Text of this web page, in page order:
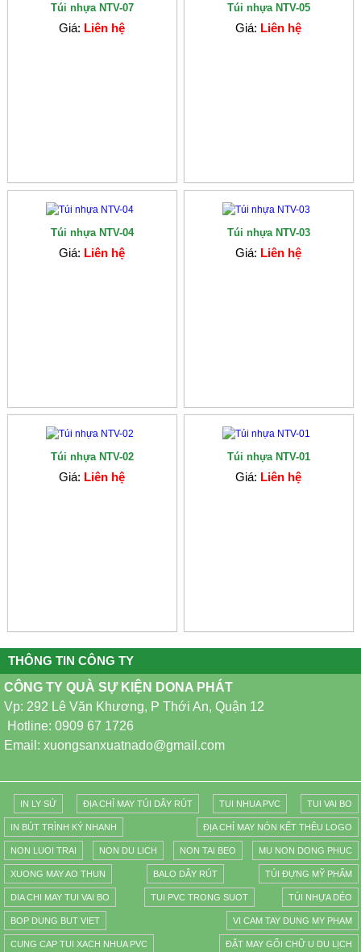
Túi nhựa NTV-07
Giá: Liên hệ
Túi nhựa NTV-05
Giá: Liên hệ
Túi nhựa NTV-04
Giá: Liên hệ
Túi nhựa NTV-03
Giá: Liên hệ
Túi nhựa NTV-02
Giá: Liên hệ
Túi nhựa NTV-01
Giá: Liên hệ
THÔNG TIN CÔNG TY
CÔNG TY QUÀ SỰ KIỆN DONA PHÁT
Vp: 292 Lê Văn Khương, P Thới An, Quận 12
Hotline: 0909 67 1726
Email: xuongsanxuatnado@gmail.com
IN LY SỨ ĐỊA CHỈ MAY TÚI DÂY RÚT TUI NHUA PVC TUI VAI BO
IN BÚT TRÌNH KÝ NHANH ĐỊA CHỈ MAY NÓN KẾT THÊU LOGO
NON LUOI TRAI NON DU LICH NON TAI BEO MU NON DONG PHUC
XUONG MAY AO THUN BALO DÂY RÚT TÚI ĐỰNG MỸ PHẨM
DIA CHI MAY TUI VAI BO TUI PVC TRONG SUOT TÚI NHỰA DẺO
BOP DUNG BUT VIET VI CAM TAY DUNG MY PHAM
CUNG CAP TUI XACH NHUA PVC ĐẶT MAY GỐI CHỮ U DU LỊCH